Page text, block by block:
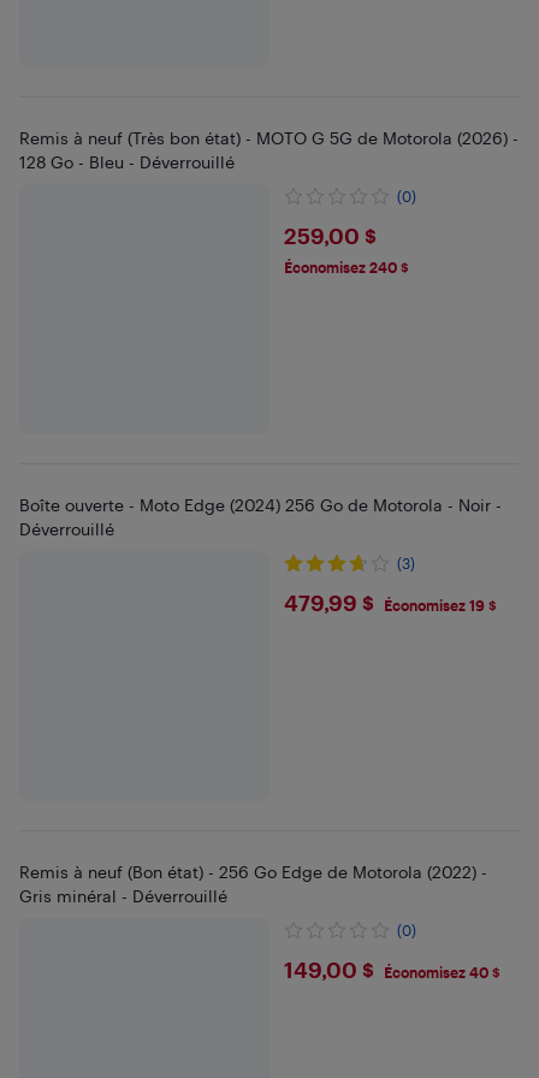
Remis à neuf (Très bon état) - MOTO G 5G de Motorola (2026) -
128 Go - Bleu - Déverrouillé
(0)
$259
259,00 $
Économisez 240 $
Boîte ouverte - Moto Edge (2024) 256 Go de Motorola - Noir -
Déverrouillé
(3)
$479.99
479,99 $ Économisez 19 $
Remis à neuf (Bon état) - 256 Go Edge de Motorola (2022) -
Gris minéral - Déverrouillé
(0)
$149
149,00 $ Économisez 40 $